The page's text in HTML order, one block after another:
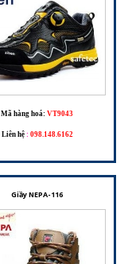
Mã hàng hoá: VT9043
Liên hệ : 098.148.6162
Giầy NEPA-116